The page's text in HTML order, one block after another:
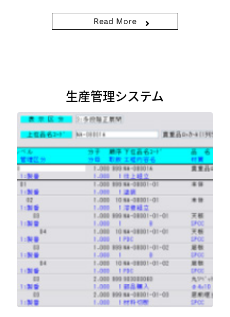
Read More
生産管理システム